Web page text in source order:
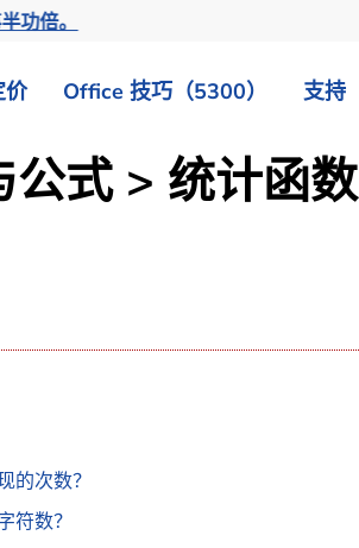
功倍。
价 Office 技巧（5300） 支持
式 > 统计函数
的次数？
符数？